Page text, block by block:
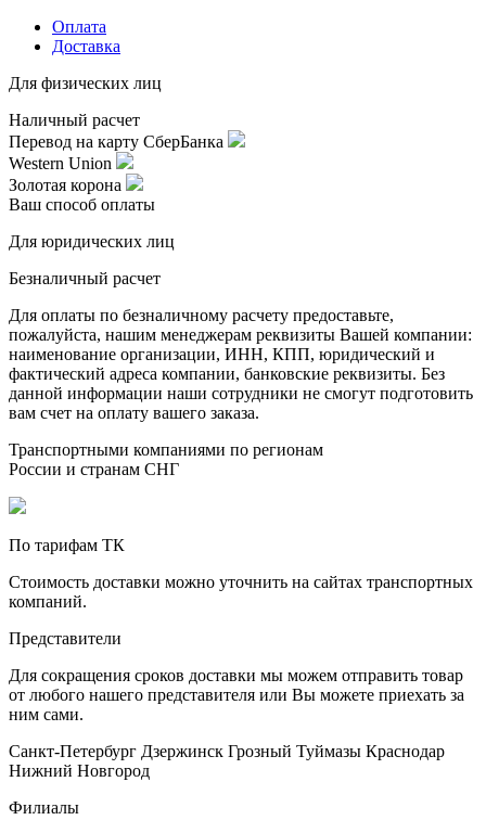
Оплата
Доставка
Для физических лиц
Наличный расчет
Перевод на карту СберБанка
Western Union
Золотая корона
Ваш способ оплаты
Для юридических лиц
Безналичный расчет
Для оплаты по безналичному расчету предоставьте,
пожалуйста, нашим менеджерам реквизиты Вашей компании:
наименование организации, ИНН, КПП, юридический и
фактический адреса компании, банковские реквизиты. Без
данной информации наши сотрудники не смогут подготовить
вам счет на оплату вашего заказа.
Транспортными компаниями по регионам
России и странам СНГ
По тарифам ТК
Стоимость доставки можно уточнить на сайтах транспортных
компаний.
Представители
Для сокращения сроков доставки мы можем отправить товар
от любого нашего представителя или Вы можете приехать за
ним сами.
Санкт-Петербург Дзержинск Грозный Туймазы Краснодар
Нижний Новгород
Филиалы